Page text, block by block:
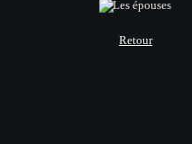
Retour